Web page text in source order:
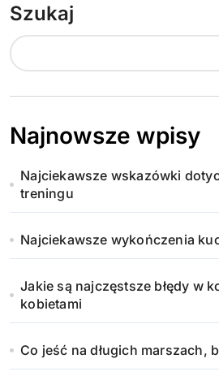
Szukaj
Najnowsze wpisy
Najciekawsze wskazówki
treningu
Najciekawsze wykończenia
Jakie są najczęstsze błędy w
kobietami
Co jeść na długich marszach,